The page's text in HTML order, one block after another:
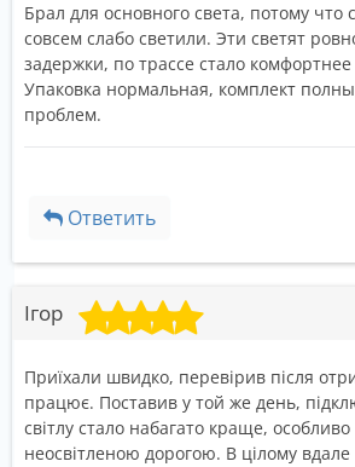
Брал для основного света, потому
совсем слабо светили. Эти светят
задержки, по трассе стало
Упаковка нормальная, комплект
проблем.
Ответить
Ігор
Приїхали швидко, перевірив після
працює. Поставив у той же день,
світлу стало набагато краще,
неосвітленою дорогою. В цілому